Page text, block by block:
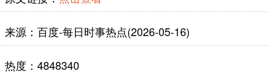
来源：百度-每日时事热点(2026-05-16)
热度：4848340